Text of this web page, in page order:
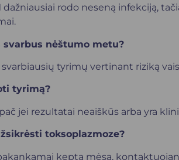
rodo neseną infekciją,
nėštumo metu?
svarbiausių tyrimų vertinant riziką
tyrimą?
jei rezultatai neaiškūs arba yra
toksoplazmoze?
keptą mėsą,